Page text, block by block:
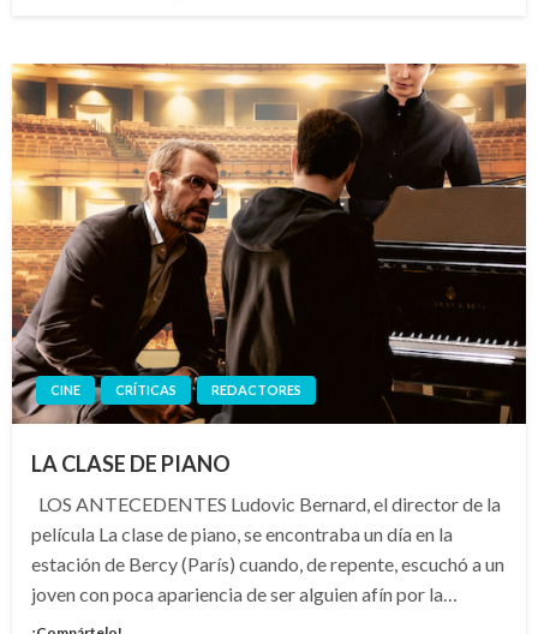
CINE CRÍTICAS REDACTORES
LA CLASE DE PIANO
LOS ANTECEDENTES Ludovic Bernard, el director de la
película La clase de piano, se encontraba un día en la
estación de Bercy (París) cuando, de repente, escuchó a un
joven con poca apariencia de ser alguien afín por la…